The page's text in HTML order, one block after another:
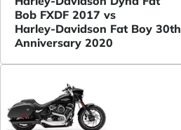
Bob FXDF 2017 vs
Harley-Davidson Fat Boy 30th
Anniversary 2020